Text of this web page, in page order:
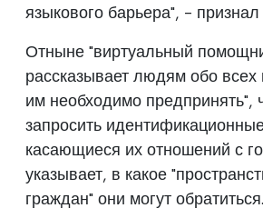
языкового барьера", - признал
Отныне "виртуальный
рассказывает людям обо всех
им необходимо предпринять",
запросить
касающиеся их отношений с
указывает, в какое
граждан" они могут обратиться.